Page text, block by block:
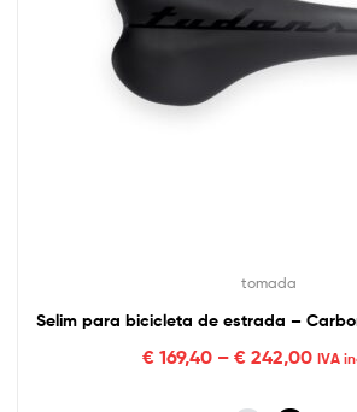
tomada
Selim para bicicleta de estrada –
€169,40– €242,00 IVA